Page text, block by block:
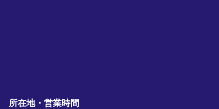
所在地・営業時間